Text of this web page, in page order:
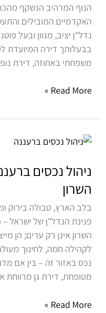
הנוף המרהיב הנשקף
האקדמיים המובילים
נדל"ן יציב, מגוון ובעל
בבעלותך דירה המיועדת
משפחתי באחוזה, דירת
Read More »
ניהול נכסים
השרון
בלב הארץ, טבולה בירוק
פנינת הנדל"ן של ישראל
השרון אינן רק ערים; הן
לקהילה חמה, לחינוך
נכס באזור זה – בין אם
מטופחת, דירת גן מרווחת
ניהול
ברעננה,
סבא
והוד
השרון
Read More »